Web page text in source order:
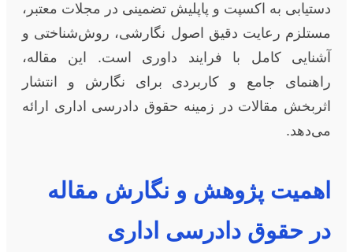
دستیابی به اکسپت و پاپلیش تضمینی در مجلات معتبر،
مستلزم رعایت دقیق اصول نگارشی، روش‌شناختی و
آشنایی کامل با فرایند داوری است. این مقاله،
راهنمای جامع و کاربردی برای نگارش و انتشار
اثربخش مقالات در زمینه حقوق دادرسی اداری ارائه
می‌دهد.
اهمیت پژوهش و نگارش مقاله
در حقوق دادرسی اداری